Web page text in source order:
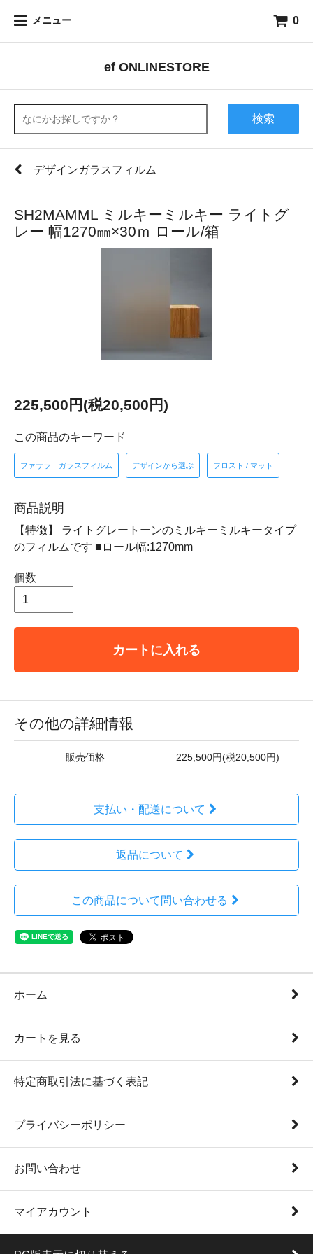
メニュー 0
ef ONLINESTORE
検索
デザインガラスフィルム
SH2MAMML ミルキーミルキー ライトグ
レー 幅1270㎜×30ｍ ロール/箱
225,500円(税20,500円)
この商品のキーワード
ファサラ ガラスフィルム デザインから選ぶ フロスト / マット
商品説明
【特徴】 ライトグレートーンのミルキーミルキータイプ
のフィルムです ■ロール幅:1270mm
個数
カートに入れる
その他の詳細情報
販売価格 225,500円(税20,500円)
支払い・配送について
返品について
この商品について問い合わせる
ホーム
カートを見る
特定商取引法に基づく表記
プライバシーポリシー
お問い合わせ
マイアカウント